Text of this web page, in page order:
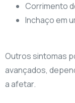
Corrimento
Inchaço em
Outros sintomas
avançados,
a afetar.